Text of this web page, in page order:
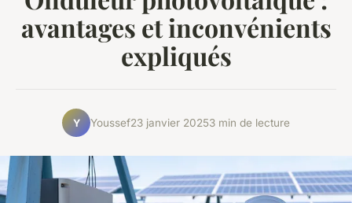
avantages et inconvénients
expliqués
Y Youssef23 janvier 20253 min de lecture